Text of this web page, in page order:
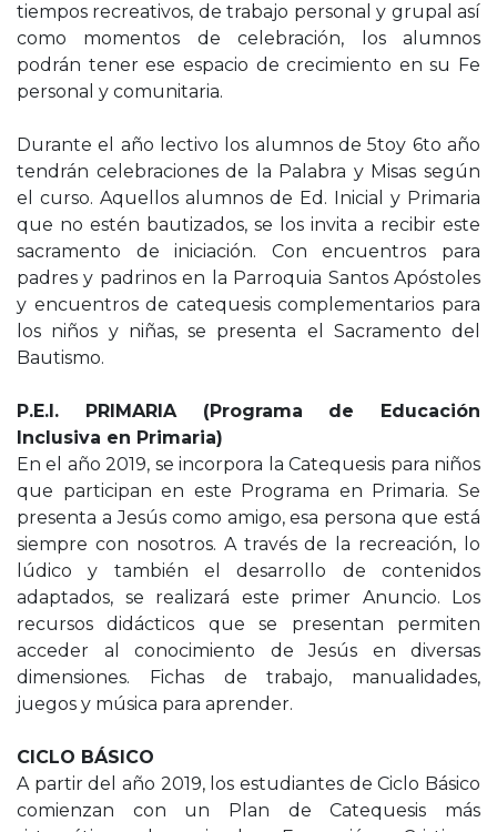
tiempos recreativos, de trabajo personal y grupal así
como momentos de celebración, los alumnos
podrán tener ese espacio de crecimiento en su Fe
personal y comunitaria.
Durante el año lectivo los alumnos de 5toy 6to año
tendrán celebraciones de la Palabra y Misas según
el curso. Aquellos alumnos de Ed. Inicial y Primaria
que no estén bautizados, se los invita a recibir este
sacramento de iniciación. Con encuentros para
padres y padrinos en la Parroquia Santos Apóstoles
y encuentros de catequesis complementarios para
los niños y niñas, se presenta el Sacramento del
Bautismo.
P.E.I. PRIMARIA (Programa de Educación
Inclusiva en Primaria)
En el año 2019, se incorpora la Catequesis para niños
que participan en este Programa en Primaria. Se
presenta a Jesús como amigo, esa persona que está
siempre con nosotros. A través de la recreación, lo
lúdico y también el desarrollo de contenidos
adaptados, se realizará este primer Anuncio. Los
recursos didácticos que se presentan permiten
acceder al conocimiento de Jesús en diversas
dimensiones. Fichas de trabajo, manualidades,
juegos y música para aprender.
CICLO BÁSICO
A partir del año 2019, los estudiantes de Ciclo Básico
comienzan con un Plan de Catequesis más